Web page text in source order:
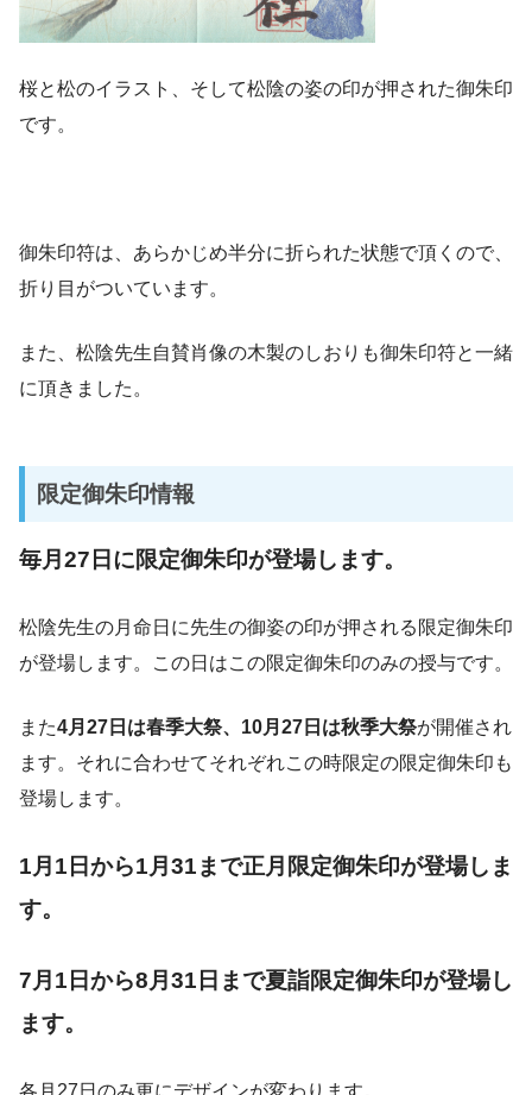
桜と松のイラスト、そして松陰の姿の印が押された御朱印
です。
御朱印符は、あらかじめ半分に折られた状態で頂くので、
折り目がついています。
また、松陰先生自賛肖像の木製のしおりも御朱印符と一緒
に頂きました。
限定御朱印情報
毎月27日に限定御朱印が登場します。
松陰先生の月命日に先生の御姿の印が押される限定御朱印
が登場します。この日はこの限定御朱印のみの授与です。
また4月27日は春季大祭、10月27日は秋季大祭が開催され
ます。それに合わせてそれぞれこの時限定の限定御朱印も
登場します。
1月1日から1月31まで正月限定御朱印が登場しま
す。
7月1日から8月31日まで夏詣限定御朱印が登場し
ます。
各月27日のみ更にデザインが変わります。